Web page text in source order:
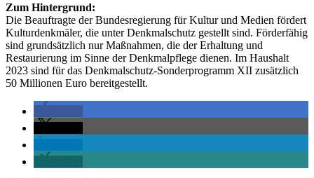
Zum Hintergrund:
Die Beauftragte der Bundesregierung für Kultur und Medien fördert
Kulturdenkmäler, die unter Denkmalschutz gestellt sind. Förderfähig
sind grundsätzlich nur Maßnahmen, die der Erhaltung und
Restaurierung im Sinne der Denkmalpflege dienen. Im Haushalt
2023 sind für das Denkmalschutz-Sonderprogramm XII zusätzlich
50 Millionen Euro bereitgestellt.